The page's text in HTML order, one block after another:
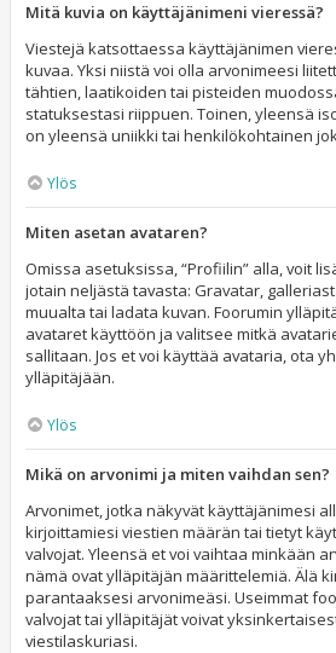
Mitä kuvia on käyttäjänimeni vieressä?
Viestejä katsottaessa käyttäjänimen
kuvaa. Yksi niistä voi olla arvonimeesi
tähtien, laatikoiden tai pisteiden
statuksestasi riippuen. Toinen, yleensä
on yleensä uniikki tai henkilökohtainen
Ylös
Miten asetan avataren?
Omissa asetuksissa, “Profiilin” alla, voit
jotain neljästä tavasta: Gravatar,
muualta tai ladata kuvan. Foorumin
avataret käyttöön ja valitsee mitkä
sallitaan. Jos et voi käyttää avataria, ota
ylläpitäjään.
Ylös
Mikä on arvonimi ja miten vaihdan sen?
Arvonimet, jotka näkyvät käyttäjänimesi
kirjoittamiesi viestien määrän tai tietyt
valvojat. Yleensä et voi vaihtaa minkään
nämä ovat ylläpitäjän määrittelemiä. Älä
parantaaksesi arvonimeäsi. Useimmat
valvojat tai ylläpitäjät voivat
viestilaskuriasi.